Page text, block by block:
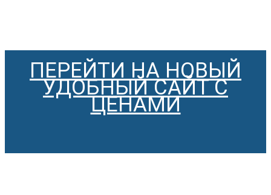
ПЕРЕЙТИ НА НОВЫЙ
УДОБНЫЙ САЙТ С
ЦЕНАМИ